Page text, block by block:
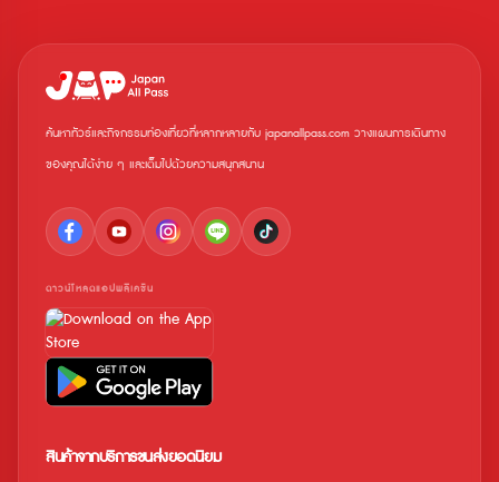
ค้นหาทัวร์และกิจกรรมท่องเที่ยวที่หลากหลายกับ japanallpass.com วางแผนการเดินทาง
ของคุณได้ง่าย ๆ และเต็มไปด้วยความสนุกสนาน
ดาวน์โหลดแอปพลิเคชัน
สินค้าจากบริการขนส่งยอดนิยม